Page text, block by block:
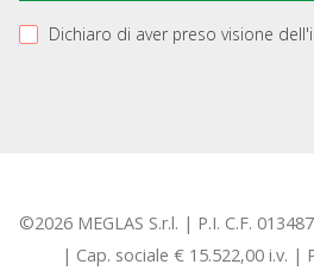
Dichiaro di aver preso visione
©2026 MEGLAS S.r.l. | P.I. C.F.
| Cap. sociale € 15.522,00 i.v. |